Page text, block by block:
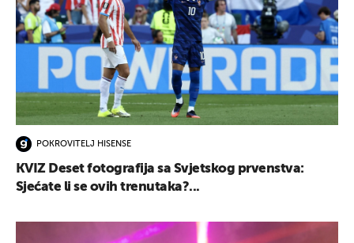
POKROVITELJ HISENSE
KVIZ Deset fotografija sa Svjetskog prvenstva:
Sjećate li se ovih trenutaka?...